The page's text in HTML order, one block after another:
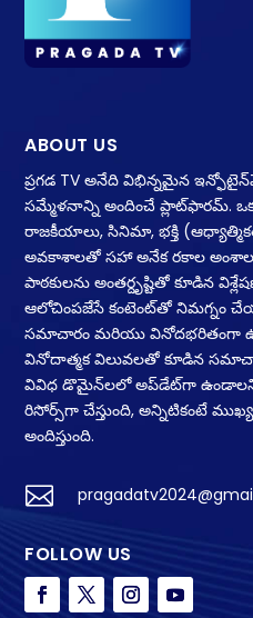
ABOUT US
ప్రగడ TV అనేది విభిన్నమైన
సమ్మేళనాన్ని అందించే ప్లాట్‌ఫారమ్.
రాజకీయాలు, సినిమా, భక్తి
అవకాశాలతో సహా అనేక రకాల
పాఠకులను అంతర్దృష్టితో కూడిన
ఆలోచింపజేసే కంటెంట్‌తో నిమగ్నం
సమాచారం మరియు వినోదభరితంగా
వినోదాత్మక విలువలతో కూడిన
వివిధ డొమైన్‌లలో అప్‌డేట్‌గా ఉండాలని
రిసోర్స్‌గా చేస్తుంది, అన్నిటికంటే
అందిస్తుంది.

FOLLOW US